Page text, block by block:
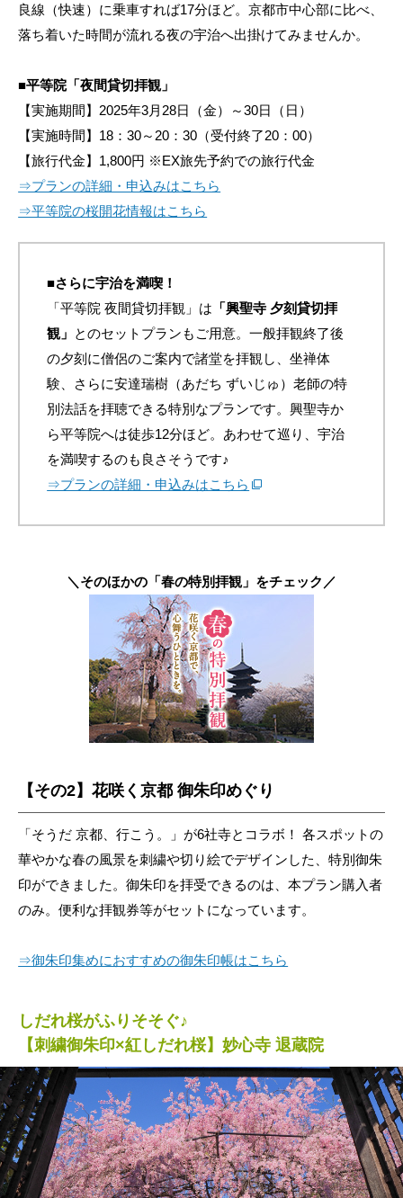
良線（快速）に乗車すれば17分ほど。京都市中心部に比べ、
落ち着いた時間が流れる夜の宇治へ出掛けてみませんか。
■平等院「夜間貸切拝観」
【実施期間】2025年3月28日（金）～30日（日）
【実施時間】18：30～20：30（受付終了20：00）
【旅行代金】1,800円 ※EX旅先予約での旅行代金
⇒プランの詳細・申込みはこちら
⇒平等院の桜開花情報はこちら
■さらに宇治を満喫！
「平等院 夜間貸切拝観」は 「興聖寺 夕刻貸切拝
観」 とのセットプランもご用意。一般拝観終了後
の夕刻に僧侶のご案内で諸堂を拝観し、坐禅体
験、さらに安達瑞樹（あだち ずいじゅ）老師の特
別法話を拝聴できる特別なプランです。興聖寺か
ら平等院へは徒歩12分ほど。あわせて巡り、宇治
を満喫するのも良さそうです♪
⇒プランの詳細・申込みはこちら
＼そのほかの「春の特別拝観」をチェック／
【その2】花咲く京都 御朱印めぐり
「そうだ 京都、行こう。」が6社寺とコラボ！ 各スポットの
華やかな春の風景を刺繍や切り絵でデザインした、特別御朱
印ができました。御朱印を拝受できるのは、本プラン購入者
のみ。便利な拝観券等がセットになっています。
⇒御朱印集めにおすすめの御朱印帳はこちら
しだれ桜がふりそそぐ♪
【刺繍御朱印×紅しだれ桜】妙心寺 退蔵院